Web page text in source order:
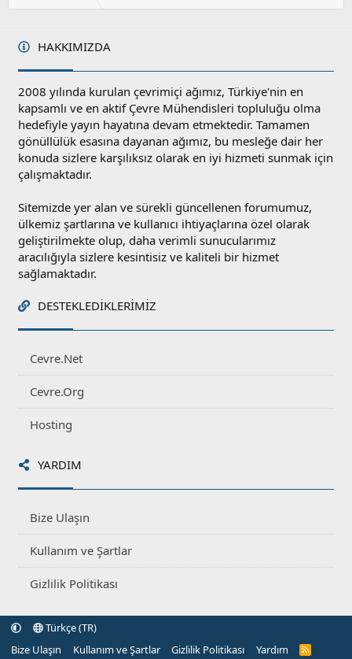
HAKKIMIZDA
2008 yılında kurulan çevrimiçi ağımız, Türkiye'nin en
kapsamlı ve en aktif Çevre Mühendisleri topluluğu olma
hedefiyle yayın hayatına devam etmektedir. Tamamen
gönüllülük esasına dayanan ağımız, bu mesleğe dair her
konuda sizlere karşılıksız olarak en iyi hizmeti sunmak için
çalışmaktadır.
Sitemizde yer alan ve sürekli güncellenen forumumuz,
ülkemiz şartlarına ve kullanıcı ihtiyaçlarına özel olarak
geliştirilmekte olup, daha verimli sunucularımız
aracılığıyla sizlere kesintisiz ve kaliteli bir hizmet
sağlamaktadır.
DESTEKLEDIKLERIMIZ
Cevre.Net
Cevre.Org
Hosting
YARDIM
Bize Ulaşın
Kullanım ve Şartlar
Gizlilik Politikası
Türkçe (TR)
Bize Ulaşın
Kullanım ve Şartlar Gizlilik Politikası Yardım
R